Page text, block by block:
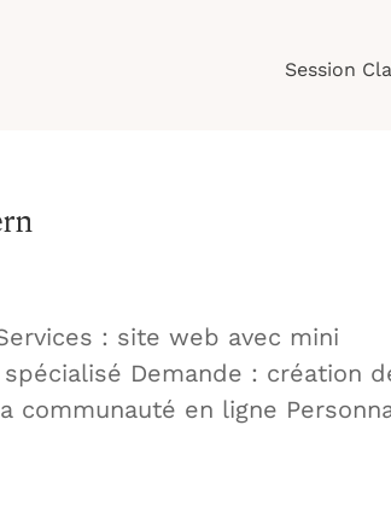
Session
: site web avec mini
Demande : création
communauté en ligne